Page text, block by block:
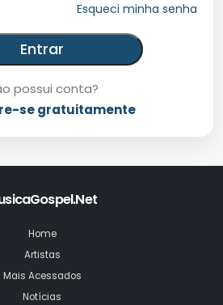
Esqueci minha senha
Entrar
possui conta?
se gratuitamente
Home
Artistas
Mais Acessados
Notícias